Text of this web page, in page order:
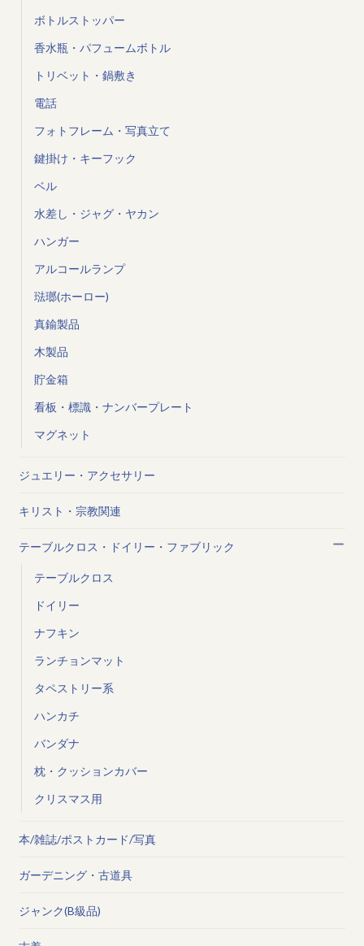
ボトルストッパー
香水瓶・パフュームボトル
トリベット・鍋敷き
電話
フォトフレーム・写真立て
鍵掛け・キーフック
ベル
水差し・ジャグ・ヤカン
ハンガー
アルコールランプ
琺瑯(ホーロー)
真鍮製品
木製品
貯金箱
看板・標識・ナンバープレート
マグネット
ジュエリー・アクセサリー
キリスト・宗教関連
テーブルクロス・ドイリー・ファブリック
テーブルクロス
ドイリー
ナフキン
ランチョンマット
タペストリー系
ハンカチ
バンダナ
枕・クッションカバー
クリスマス用
本/雑誌/ポストカード/写真
ガーデニング・古道具
ジャンク(B級品)